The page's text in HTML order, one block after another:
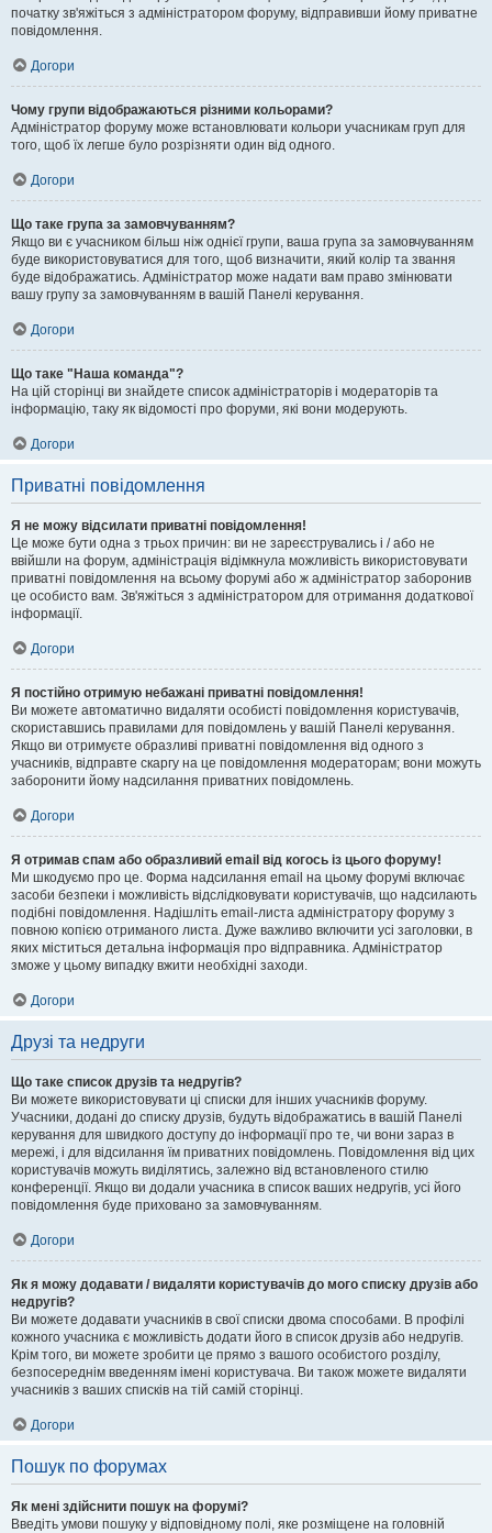
початку зв'яжіться з адміністратором форуму, відправивши йому приватне
повідомлення.
Догори
Чому групи відображаються різними кольорами?
Адміністратор форуму може встановлювати кольори учасникам груп для
того, щоб їх легше було розрізняти один від одного.
Догори
Що таке група за замовчуванням?
Якщо ви є учасником більш ніж однієї групи, ваша група за замовчуванням
буде використовуватися для того, щоб визначити, який колір та звання
буде відображатись. Адміністратор може надати вам право змінювати
вашу групу за замовчуванням в вашій Панелі керування.
Догори
Що таке "Наша команда"?
На цій сторінці ви знайдете список адміністраторів і модераторів та
інформацію, таку як відомості про форуми, які вони модерують.
Догори
Приватні повідомлення
Я не можу відсилати приватні повідомлення!
Це може бути одна з трьох причин: ви не зареєструвались і / або не
ввійшли на форум, адміністрація відімкнула можливість використовувати
приватні повідомлення на всьому форумі або ж адміністратор заборонив
це особисто вам. Зв'яжіться з адміністратором для отримання додаткової
інформації.
Догори
Я постійно отримую небажані приватні повідомлення!
Ви можете автоматично видаляти особисті повідомлення користувачів,
скориставшись правилами для повідомлень у вашій Панелі керування.
Якщо ви отримуєте образливі приватні повідомлення від одного з
учасників, відправте скаргу на це повідомлення модераторам; вони можуть
заборонити йому надсилання приватних повідомлень.
Догори
Я отримав спам або образливий email від когось із цього форуму!
Ми шкодуємо про це. Форма надсилання email на цьому форумі включає
засоби безпеки і можливість відслідковувати користувачів, що надсилають
подібні повідомлення. Надішліть email-листа адміністратору форуму з
повною копією отриманого листа. Дуже важливо включити усі заголовки, в
яких міститься детальна інформація про відправника. Адміністратор
зможе у цьому випадку вжити необхідні заходи.
Догори
Друзі та недруги
Що таке список друзів та недругів?
Ви можете використовувати ці списки для інших учасників форуму.
Учасники, додані до списку друзів, будуть відображатись в вашій Панелі
керування для швидкого доступу до інформації про те, чи вони зараз в
мережі, і для відсилання їм приватних повідомлень. Повідомлення від цих
користувачів можуть виділятись, залежно від встановленого стилю
конференції. Якщо ви додали учасника в список ваших недругів, усі його
повідомлення буде приховано за замовчуванням.
Догори
Як я можу додавати / видаляти користувачів до мого списку друзів або
недругів?
Ви можете додавати учасників в свої списки двома способами. В профілі
кожного учасника є можливість додати його в список друзів або недругів.
Крім того, ви можете зробити це прямо з вашого особистого розділу,
безпосереднім введенням імені користувача. Ви також можете видаляти
учасників з ваших списків на тій самій сторінці.
Догори
Пошук по форумах
Як мені здійснити пошук на форумі?
Введіть умови пошуку у відповідному полі, яке розміщене на головній